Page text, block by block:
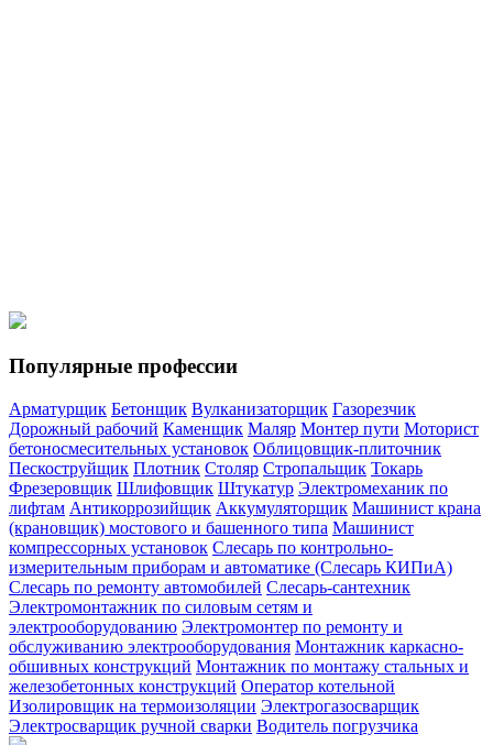
Популярные профессии
Арматурщик Бетонщик Вулканизаторщик Газорезчик
Дорожный рабочий Каменщик Маляр Монтер пути Моторист
бетоносмесительных установок Облицовщик-плиточник
Пескоструйщик Плотник Столяр Стропальщик Токарь
Фрезеровщик Шлифовщик Штукатур Электромеханик по
лифтам Антикоррозийщик Аккумуляторщик Машинист крана
(крановщик) мостового и башенного типа Машинист
компрессорных установок Слесарь по контрольно-
измерительным приборам и автоматике (Слесарь КИПиА)
Слесарь по ремонту автомобилей Слесарь-сантехник
Электромонтажник по силовым сетям и
электрооборудованию Электромонтер по ремонту и
обслуживанию электрооборудования Монтажник каркасно-
обшивных конструкций Монтажник по монтажу стальных и
железобетонных конструкций Оператор котельной
Изолировщик на термоизоляции Электрогазосварщик
Электросварщик ручной сварки Водитель погрузчика